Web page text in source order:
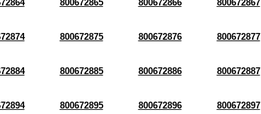
800672865 800672866 800672867
800672875 800672876 800672877
800672885 800672886 800672887
800672895 800672896 800672897